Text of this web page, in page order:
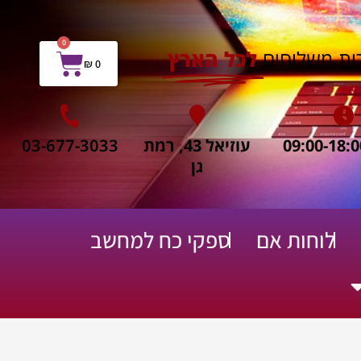
משלוחים לכל הארץ ₪0
0
עגלת
קניות
עוזיאל 43, רמת
גן
03-677-3033
לוחות אם
ספקי כח למחשב
שירות תיקונים